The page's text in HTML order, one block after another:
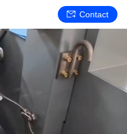
Contact